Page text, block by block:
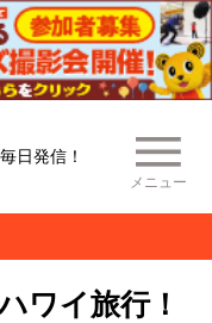
日発信！
メニュー
ワイ旅行！